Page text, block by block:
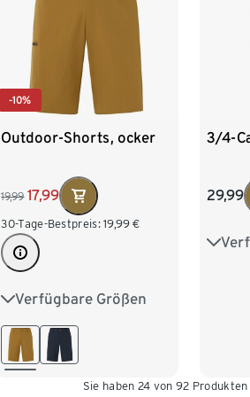
-10%
Outdoor-Shorts, ocker
19,99 17,99
30-Tage-Bestpreis: 19,99 €
Verfügbare Größen
S 44/46 M 48/50
L 52/54
3/4-
29,99
S
Sie haben 24 von 92